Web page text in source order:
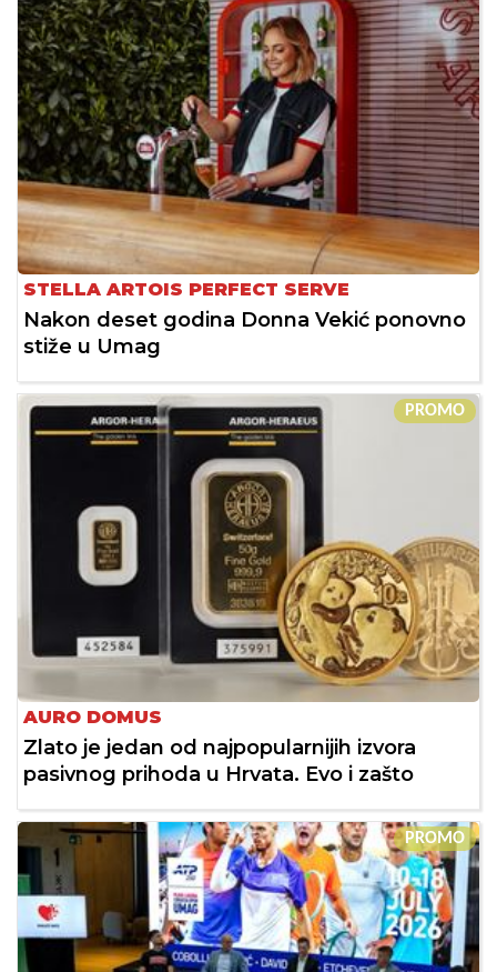
STELLA ARTOIS PERFECT SERVE
Nakon deset godina Donna Vekić ponovno
stiže u Umag
PROMO
AURO DOMUS
Zlato je jedan od najpopularnijih izvora
pasivnog prihoda u Hrvata. Evo i zašto
PROMO